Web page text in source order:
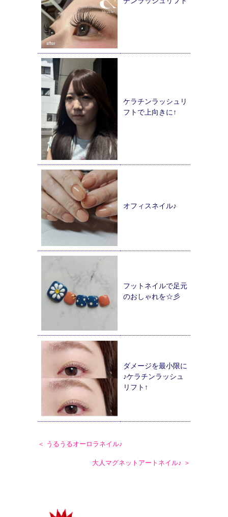
ケラチンラッシュリ
フトで上向きに↑
オフィスネイル♪
フットネイルで足元
のおしゃれを☆彡
ダメージを最小限に
♪ケラチンラッシュ
リフト↑
＜ うるうるオーロラネイル♪
大人マグネットアートネイル♪ ＞